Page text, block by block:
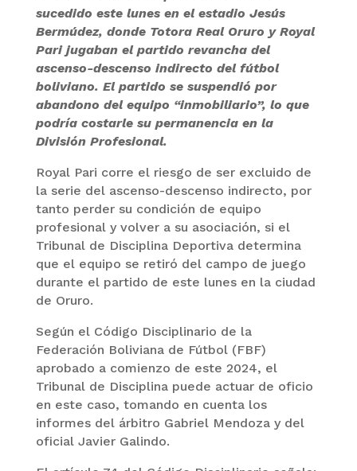
sucedido este lunes en el estadio Jesús
Bermúdez, donde Totora Real Oruro y Royal
Pari jugaban el partido revancha del
ascenso-descenso indirecto del fútbol
boliviano. El partido se suspendió por
abandono del equipo “inmobiliario”, lo que
podría costarle su permanencia en la
División Profesional.
Royal Pari corre el riesgo de ser excluido de
la serie del ascenso-descenso indirecto, por
tanto perder su condición de equipo
profesional y volver a su asociación, si el
Tribunal de Disciplina Deportiva determina
que el equipo se retiró del campo de juego
durante el partido de este lunes en la ciudad
de Oruro.
Según el Código Disciplinario de la
Federación Boliviana de Fútbol (FBF)
aprobado a comienzo de este 2024, el
Tribunal de Disciplina puede actuar de oficio
en este caso, tomando en cuenta los
informes del árbitro Gabriel Mendoza y del
oficial Javier Galindo.